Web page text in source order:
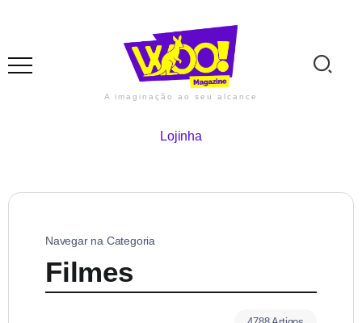
A imaginação ao seu alcance
Lojinha
Navegar na Categoria
Filmes